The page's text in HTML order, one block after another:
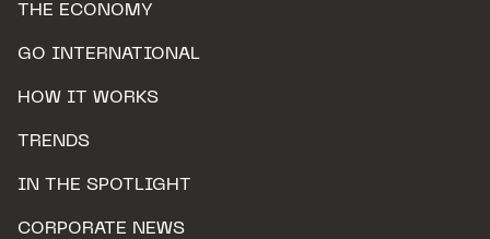
THE ECONOMY
GO INTERNATIONAL
HOW IT WORKS
TRENDS
IN THE SPOTLIGHT
CORPORATE NEWS